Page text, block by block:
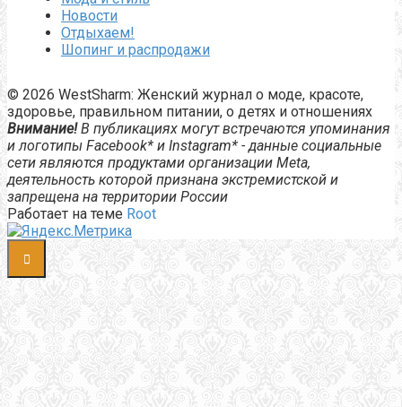
Новости
Отдыхаем!
Шопинг и распродажи
© 2026 WestSharm: Женский журнал о моде, красоте,
здоровье, правильном питании, о детях и отношениях
Внимание!В публикациях могут встречаются упоминания
и логотипы Facebook* и Instagram* - данные социальные
сети являются продуктами организации Meta,
деятельность которой признана экстремистской и
запрещена на территории России
Работает на теме Root